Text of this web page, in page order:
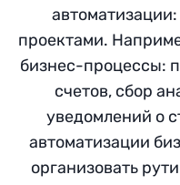
проектами.
бизнес-процессы:
счетов, сбор
уведомлений о
автоматизации
организовать